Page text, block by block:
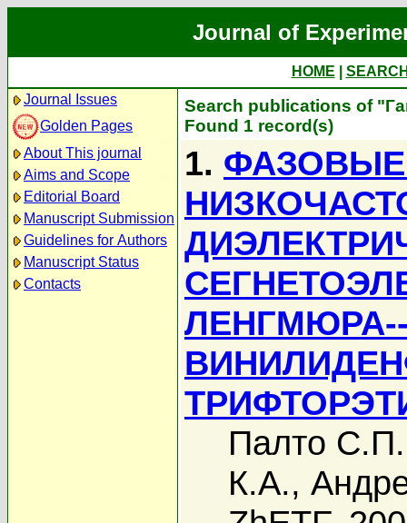
Journal of
HOME
Journal Issues
Golden Pages
About This journal
Aims and Scope
Editorial Board
Manuscript Submission
Guidelines for Authors
Manuscript Status
Contacts
Search publications of
Found 1 record(s)
1.
Палто С.П.
К.А.,